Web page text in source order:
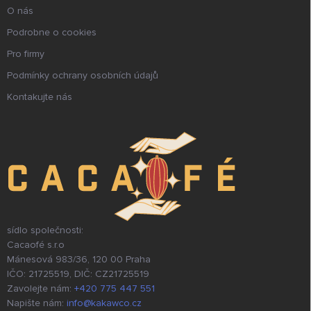
O nás
Podrobne o cookies
Pro firmy
Podmínky ochrany osobních údajů
Kontakujte nás
sídlo společnosti:
Cacaofé s.r.o
Mánesová 983/36, 120 00 Praha
IČO: 21725519, DIČ: CZ21725519
Zavolejte nám: +420 775 447 551
Napište nám: info@kakawco.cz